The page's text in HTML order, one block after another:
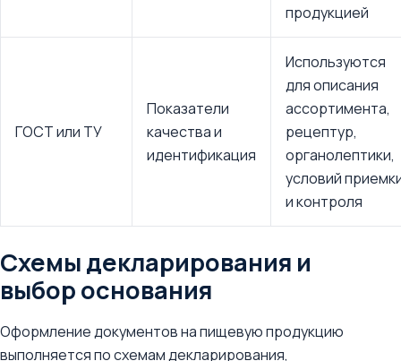
продукцией
ГОСТ или ТУ
Показатели
качества и
идентификация
Используются
для описания
ассортимента,
рецептур,
органолептики,
условий
и контроля
Схемы декларирования и
выбор основания
Оформление документов на пищевую продукцию
выполняется по схемам декларирования,